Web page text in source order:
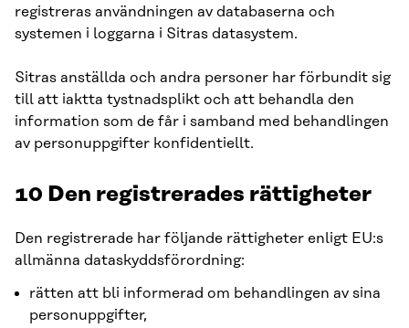
registreras användningen av databaserna och
systemen i loggarna i Sitras datasystem.
Sitras anställda och andra personer har förbundit sig
till att iaktta tystnadsplikt och att behandla den
information som de får i samband med behandlingen
av personuppgifter konfidentiellt.
10 Den registrerades rättigheter
Den registrerade har följande rättigheter enligt EU:s
allmänna dataskyddsförordning:
rätten att bli informerad om behandlingen av sina
personuppgifter,